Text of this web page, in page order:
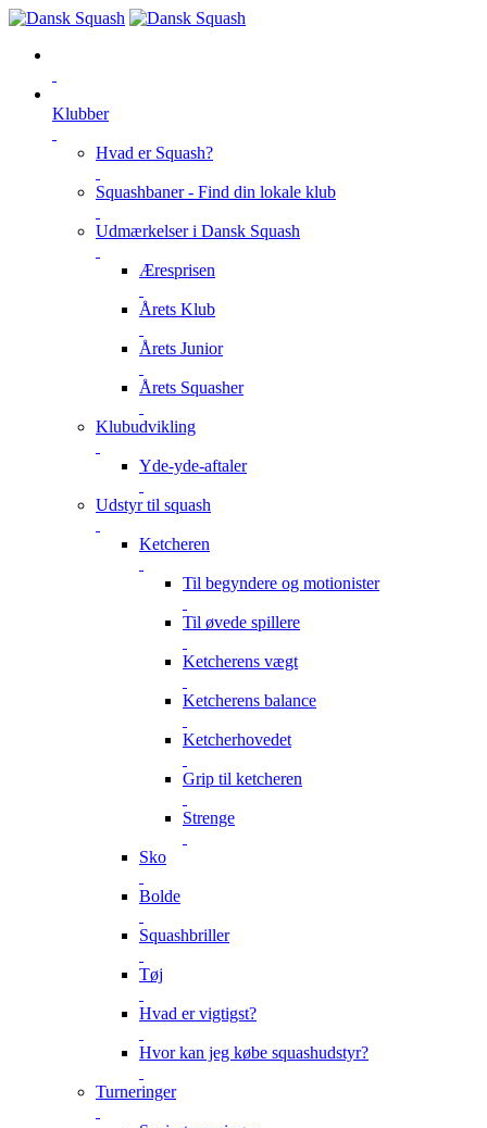
Klubber
Hvad er Squash?
Squashbaner - Find din lokale klub
Udmærkelser i Dansk Squash
Æresprisen
Årets Klub
Årets Junior
Årets Squasher
Klubudvikling
Yde-yde-aftaler
Udstyr til squash
Ketcheren
Til begyndere og motionister
Til øvede spillere
Ketcherens vægt
Ketcherens balance
Ketcherhovedet
Grip til ketcheren
Strenge
Sko
Bolde
Squashbriller
Tøj
Hvad er vigtigst?
Hvor kan jeg købe squashudstyr?
Turneringer